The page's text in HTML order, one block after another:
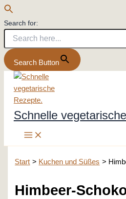
Search for:
Search Button
Zum
Inhalt
springen
Schnelle
Start Kuchen und Süßes
Himbeer-